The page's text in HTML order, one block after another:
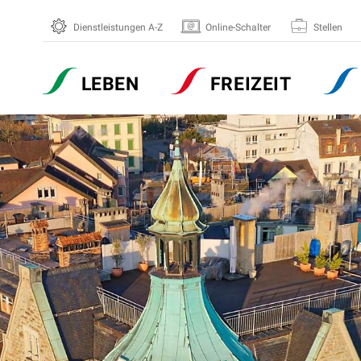
Dienstleistungen A-Z Online-Schalter Stellen
Hauptnavigation
LEBEN FREIZEIT